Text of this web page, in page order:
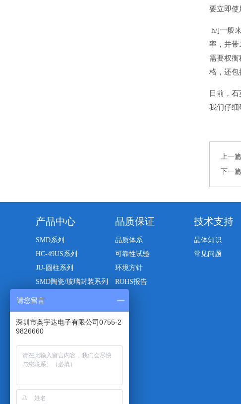
要立即使
h/]一般
率，并带
需要权
格，还包
目前， 石
我们仔
上一
下一
产品中心
SMD系列
HC-49US系列
JU-圆柱系列
SMD陶瓷/玻璃封装系列
贴片震荡器
DIP-CXO/VCXO晶体振
荡器
单片晶体滤波器
陶瓷谐振器系列
石英晶片切割工艺
品质保证
品质体系
可靠性试验
环境方针
ROHS报告
技术支持
晶体知识
常见问题
请您留言
深圳市奥宇达电子有限公司0755-2
9826660